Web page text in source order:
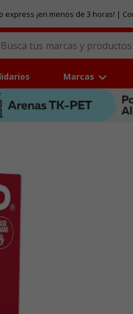
express ¡en menos de 3 horas! |
Marcas